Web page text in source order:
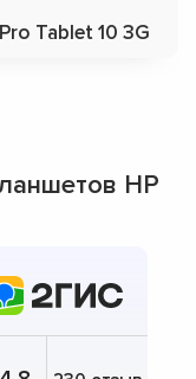
Tablet 10 3G
HP